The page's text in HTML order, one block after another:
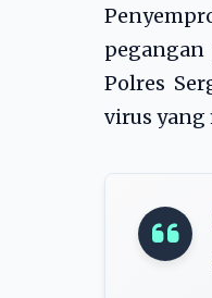
Polres
virus